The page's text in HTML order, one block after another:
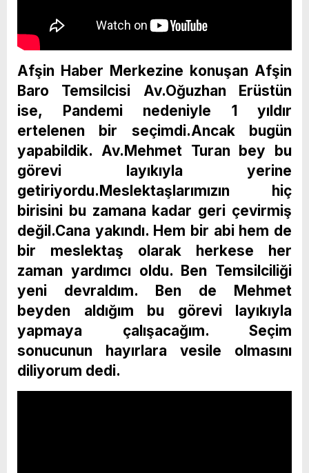
Afşin Haber Merkezine konuşan Afşin
Baro Temsilcisi Av.Oğuzhan Erüstün
ise, Pandemi nedeniyle 1 yıldır
ertelenen bir seçimdi.Ancak bugün
yapabildik. Av.Mehmet Turan bey bu
görevi layıkıyla yerine
getiriyordu.Meslektaşlarımızın hiç
birisini bu zamana kadar geri çevirmiş
değil.Cana yakındı. Hem bir abi hem de
bir meslektaş olarak herkese her
zaman yardımcı oldu. Ben Temsilciliği
yeni devraldım. Ben de Mehmet
beyden aldığım bu görevi layıkıyla
yapmaya çalışacağım. Seçim
sonucunun hayırlara vesile olmasını
diliyorum dedi.